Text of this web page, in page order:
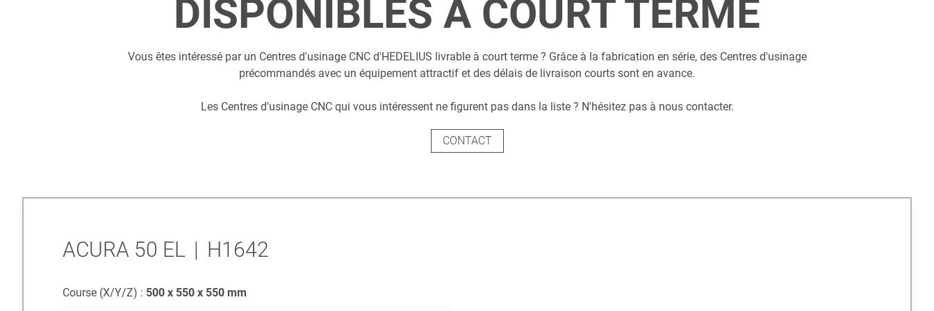
DISPONIBLES À COURT TERME
Vous êtes intéressé par un Centres d'usinage CNC d'HEDELIUS livrable à court terme ? Grâce à la fabrication en série, des Centres d'usinage
précommandés avec un équipement attractif et des délais de livraison courts sont en avance.
Les Centres d'usinage CNC qui vous intéressent ne figurent pas dans la liste ? N'hésitez pas à nous contacter.
CONTACT
ACURA 50 EL | H1642
Course (X/Y/Z) : 500 x 550 x 550 mm